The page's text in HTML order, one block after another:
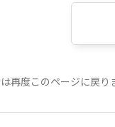
再度このページに戻り